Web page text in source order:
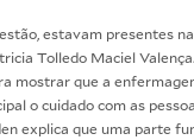
estavam presentes
Tolledo Maciel
mostrar que a
o cuidado com as
explica que uma parte